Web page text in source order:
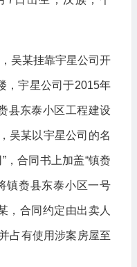
吴某挂靠宇星公司开
，宇星公司于2015年
县东泰小区工程建设
吴某以宇星公司的名
，合同书上加盖“镇赉
镇赉县东泰小区一号
，合同约定由出卖人
占有使用涉案房屋至